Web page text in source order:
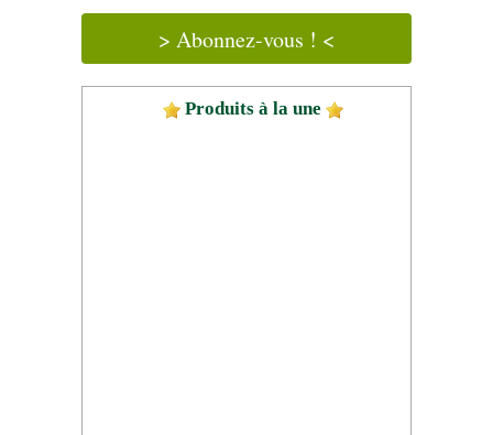
> Abonnez-vous ! <
Produits à la une